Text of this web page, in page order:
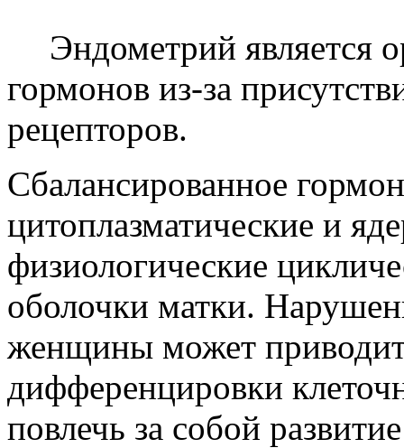
Эндометрий является
гормонов из-за
рецепторов.
Сбалансированное
цитоплазматические и
физиологические
оболочки матки.
женщины может
дифференцировки
повлечь за собой